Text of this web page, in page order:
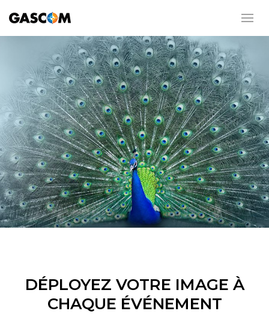
DÉPLOYEZ VOTRE IMAGE À
CHAQUE ÉVÉNEMENT